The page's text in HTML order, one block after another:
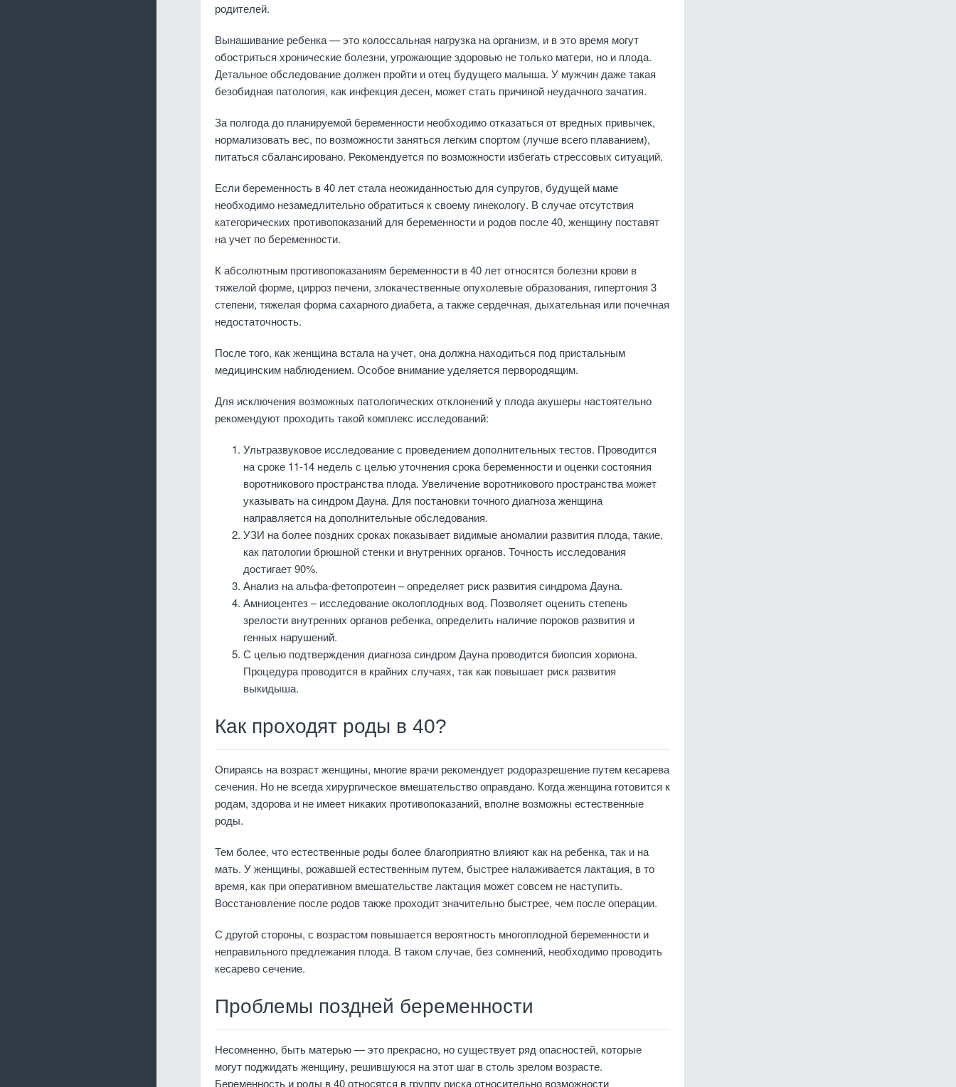
родителей.
Вынашивание ребенка — это колоссальная нагрузка на организм, и в это время могут
обостриться хронические болезни, угрожающие здоровью не только матери, но и плода.
Детальное обследование должен пройти и отец будущего малыша. У мужчин даже такая
безобидная патология, как инфекция десен, может стать причиной неудачного зачатия.
За полгода до планируемой беременности необходимо отказаться от вредных привычек,
нормализовать вес, по возможности заняться легким спортом (лучше всего плаванием),
питаться сбалансировано. Рекомендуется по возможности избегать стрессовых ситуаций.
Если беременность в 40 лет стала неожиданностью для супругов, будущей маме
необходимо незамедлительно обратиться к своему гинекологу. В случае отсутствия
категорических противопоказаний для беременности и родов после 40, женщину поставят
на учет по беременности.
К абсолютным противопоказаниям беременности в 40 лет относятся болезни крови в
тяжелой форме, цирроз печени, злокачественные опухолевые образования, гипертония 3
степени, тяжелая форма сахарного диабета, а также сердечная, дыхательная или почечная
недостаточность.
После того, как женщина встала на учет, она должна находиться под пристальным
медицинским наблюдением. Особое внимание уделяется первородящим.
Для исключения возможных патологических отклонений у плода акушеры настоятельно
рекомендуют проходить такой комплекс исследований:
Ультразвуковое исследование с проведением дополнительных тестов. Проводится
на сроке 11-14 недель с целью уточнения срока беременности и оценки состояния
воротникового пространства плода. Увеличение воротникового пространства может
указывать на синдром Дауна. Для постановки точного диагноза женщина
направляется на дополнительные обследования.
УЗИ на более поздних сроках показывает видимые аномалии развития плода, такие,
как патологии брюшной стенки и внутренних органов. Точность исследования
достигает 90%.
Анализ на альфа-фетопротеин – определяет риск развития синдрома Дауна.
Амниоцентез – исследование околоплодных вод. Позволяет оценить степень
зрелости внутренних органов ребенка, определить наличие пороков развития и
генных нарушений.
С целью подтверждения диагноза синдром Дауна проводится биопсия хориона.
Процедура проводится в крайних случаях, так как повышает риск развития
выкидыша.
Как проходят роды в 40?
Опираясь на возраст женщины, многие врачи рекомендует родоразрешение путем кесарева
сечения. Но не всегда хирургическое вмешательство оправдано. Когда женщина готовится к
родам, здорова и не имеет никаких противопоказаний, вполне возможны естественные
роды.
Тем более, что естественные роды более благоприятно влияют как на ребенка, так и на
мать. У женщины, рожавшей естественным путем, быстрее налаживается лактация, в то
время, как при оперативном вмешательстве лактация может совсем не наступить.
Восстановление после родов также проходит значительно быстрее, чем после операции.
С другой стороны, с возрастом повышается вероятность многоплодной беременности и
неправильного предлежания плода. В таком случае, без сомнений, необходимо проводить
кесарево сечение.
Проблемы поздней беременности
Несомненно, быть матерью — это прекрасно, но существует ряд опасностей, которые
могут поджидать женщину, решившуюся на этот шаг в столь зрелом возрасте.
Беременность и роды в 40 относятся в группу риска относительно возможности